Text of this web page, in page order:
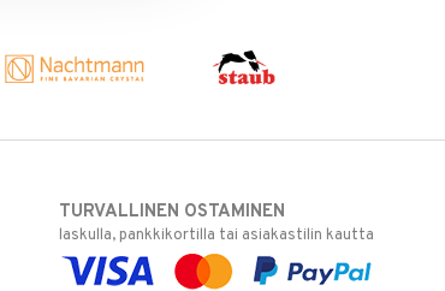
TURVALLINEN OSTAMINEN
laskulla, pankkikortilla tai asiakastilin kautta